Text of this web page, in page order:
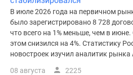
В июле 2026 года на первичном
было зарегистрировано 8 728
что всего на 1% меньше, чем в июне.
этом снизился на 4%. Статистику
новостроек изучил аналитик рынка
08 августа 2225